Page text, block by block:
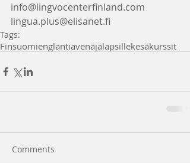
info@lingvocenterfinland.com
lingua.plus@elisanet.fi
Tags:
Finsuomienglantiavenäjälapsillekesäkurssit
Comments